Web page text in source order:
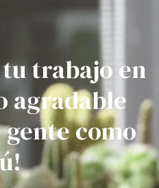
trabajo en
agradable
como